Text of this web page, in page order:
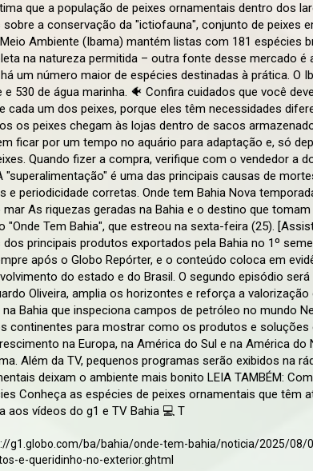
que a população de peixes ornamentais dentro dos
sobre a conservação da "ictiofauna", conjunto de peixes
Ambiente (Ibama) mantém listas com 181 espécies
na natureza permitida – outra fonte desse mercado é
um número maior de espécies destinadas à prática. O
e 530 de água marinha. 🐠 Confira cuidados que você
cada um dos peixes, porque eles têm necessidades
os peixes chegam às lojas dentro de sacos
ficar por um tempo no aquário para adaptação e, só
Quando fizer a compra, verifique com o vendedor a
"superalimentação" é uma das principais causas de
e periodicidade corretas. Onde tem Bahia Nova
As riquezas geradas na Bahia e o destino que
"Onde Tem Bahia", que estreou na sexta-feira (25).
dos principais produtos exportados pela Bahia no 1º
após o Globo Repórter, e o conteúdo coloca em
do estado e do Brasil. O segundo episódio
Oliveira, amplia os horizontes e reforça a
Bahia que inspeciona campos de petróleo no mundo
continentes para mostrar como os produtos e
na Europa, na América do Sul e na América
Além da TV, pequenos programas serão exibidos na
deixam o ambiente mais bonito LEIA TAMBÉM:
Conheça as espécies de peixes ornamentais que têm
aos vídeos do g1 e TV Bahia 💻 T
g1.globo.com/ba/bahia/onde-tem-bahia/noticia/2025/08/
e-queridinho-no-exterior.ghtml